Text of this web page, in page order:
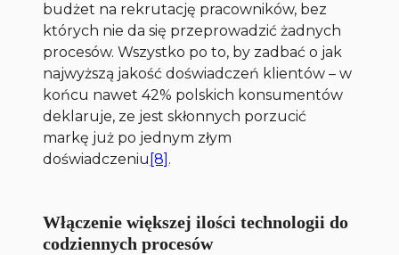
budżet na rekrutację pracowników, bez
których nie da się przeprowadzić żadnych
procesów. Wszystko po to, by zadbać o jak
najwyższą jakość doświadczeń klientów – w
końcu nawet 42% polskich konsumentów
deklaruje, ze jest skłonnych porzucić
markę już po jednym złym
doświadczeniu [8] .
Włączenie większej ilości technologii do
codziennych procesów